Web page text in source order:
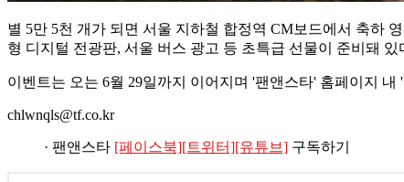
별 5만 5천 개가 되면 서울 지하철 합정역 CM보드에서 축하
형 디지털 전광판, 서울 버스 광고 등 초특급 선물이 준비돼 있
이벤트는 오는 6월 29일까지 이어지며 '팬앤스타' 홈페이지
chlwnqls@tf.co.kr
· 팬앤스타 [페이스북][트위터][유튜브] 구독하기